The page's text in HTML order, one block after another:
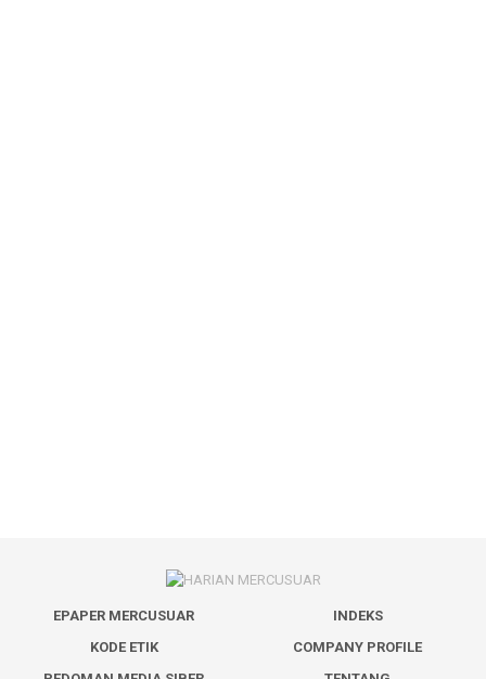
EPAPER MERCUSUAR
INDEKS
KODE ETIK
COMPANY PROFILE